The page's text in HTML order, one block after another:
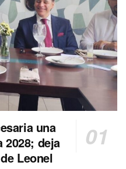
una
2028; deja
Leonel